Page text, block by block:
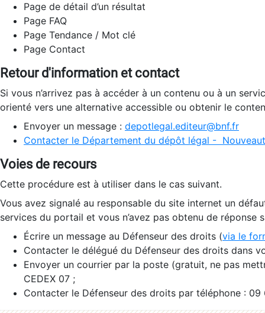
Page de détail d’un résultat
Page FAQ
Page Tendance / Mot clé
Page Contact
Retour d'information et contact
Si vous n’arrivez pas à accéder à un contenu ou à un
orienté vers une alternative accessible ou obtenir le
Envoyer un message : depotlegal.editeur@bnf.fr
Contacter le Département du dépôt légal -
Voies de recours
Cette procédure est à utiliser dans le cas suivant.
Vous avez signalé au responsable du site internet un
services du portail et vous n’avez pas obtenu de réponse
Écrire un message au Défenseur des droits (via le
Contacter le délégué du Défenseur des droits dans
Envoyer un courrier par la poste (gratuit, ne pas
CEDEX 07 ;
Contacter le Défenseur des droits par téléphone :